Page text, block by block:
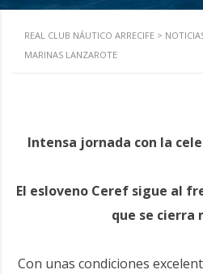
REAL CLUB NÁUTICO ARRECIFE >
MARINAS LANZAROTE
Intensa jornada con la
El esloveno Ceref sigue al
que se cierra
Con unas condiciones